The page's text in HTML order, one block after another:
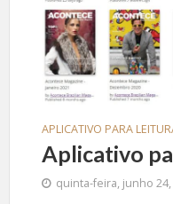
APLICATIVO PARA
Aplicativo
quinta-feira, junho 24,